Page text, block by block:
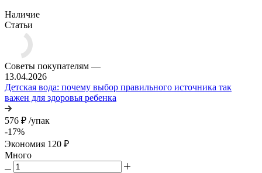
Наличие
Статьи
Советы покупателям —
13.04.2026
Детская вода: почему выбор правильного источника так
важен для здоровья ребенка
576 ₽ /упак
-17%
Экономия 120 ₽
Много